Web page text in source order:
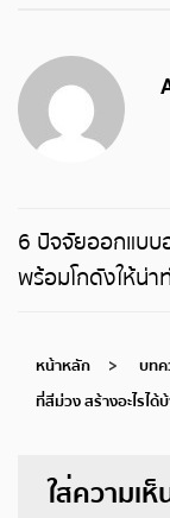
6 ปัจจัยออกแบ
พร้อมโกดังให้น่า
หน้าหลัก > บทค
ที่สีม่วง สร้างอะไรได้
ใส่ความเห็